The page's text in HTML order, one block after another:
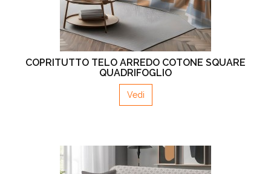
COPRITUTTO TELO ARREDO COTONE SQUARE
QUADRIFOGLIO
Vedi